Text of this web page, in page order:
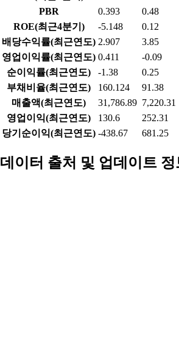
2026-07-10 31,900 18,984
0.21%
2026-07-09 31,100 18,019
2026-07-08 32,550 17,993
2026-07-07 33,600 18,765 0.21%
업종 내 비교
건축제품 업종(21개) 연간 기준
항목 현재 종목 업종 평균
시가총액
3,084.878 2,716.41
PBR
0.393 0.48